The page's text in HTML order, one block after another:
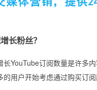
长粉丝？
YouTube订阅数量是许多
用户开始考虑通过购买订